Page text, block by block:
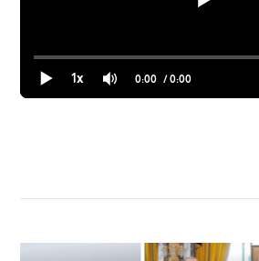
1x 0:00 / 0:00